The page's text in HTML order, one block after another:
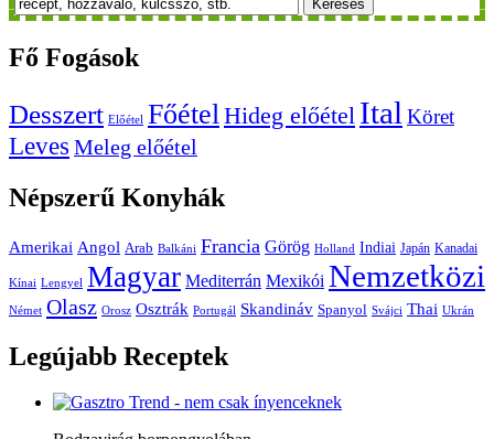
Keresés
Fő Fogások
Desszert Előétel Főétel Hideg előétel Ital Köret
Leves Meleg előétel
Népszerű Konyhák
Amerikai Angol Arab Balkáni Francia Görög Holland Indiai Japán Kanadai
Kínai Lengyel Magyar Mediterrán Mexikói Nemzetközi
Német Olasz Orosz Osztrák Portugál Skandináv Spanyol Svájci Thai Ukrán
Legújabb Receptek